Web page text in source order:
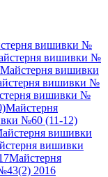
вишивки №
вишивки №
Майстерня вишивки
вишивки №
вишивки №
Майстерня
№60 (11-12)
вишивки
вишивки
Майстерня
2016